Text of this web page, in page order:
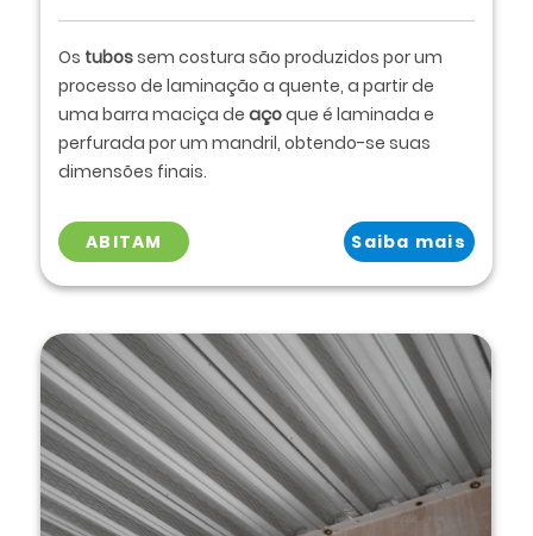
Os tubossem costura são produzidos por um
processo de laminação a quente, a partir de
uma barra maciça deaçoque é laminada e
perfurada por um mandril, obtendo-se suas
dimensões finais.
ABITAM Saiba mais